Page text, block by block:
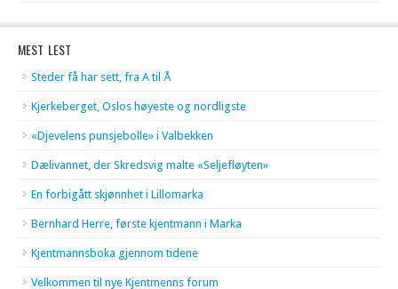
MEST LEST
Steder få har sett, fra A til Å
Kjerkeberget, Oslos høyeste og nordligste
«Djevelens punsjebolle» i Valbekken
Dælivannet, der Skredsvig malte «Seljefløyten»
En forbigått skjønnhet i Lillomarka
Bernhard Herre, første kjentmann i Marka
Kjentmannsboka gjennom tidene
Velkommen til nye Kjentmenns forum